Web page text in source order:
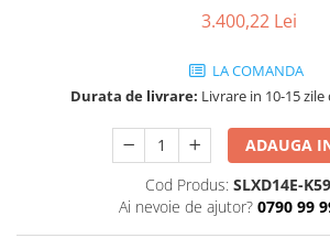
Monitoare de scena
Subwoofere Pasive
Cabluri si conectori
Accesorii pt. Cabluri
Adaptoare Audio
3.400,22 Lei
LA COMANDA
Durata de livrare: Livrare in 10-15
ADAUGA
Cod Produs: SLXD14E-K59
Ai nevoie de ajutor? 0790 99